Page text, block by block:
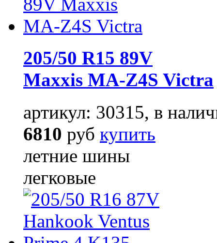
205/50 R15 89V
Maxxis MA-Z4S Victra
артикул: 30315, в
6810 руб купить
летние шины
легковые